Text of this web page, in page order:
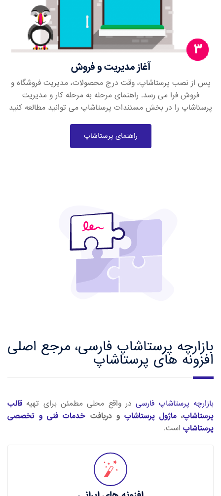
آغاز مدیریت و فروش
پس از نصب پرستاشاپ، وقت درج محصولات، مدیریت فروشگاه و
فروش فرا می رسد. راهنمای مرحله به مرحله کار و مدیریت
پرستاشاپ را در بخش مستندات پرستاشاپ می توانید مطالعه کنید
راهنمای پرستاشاپ
بازارچه پرستاشاپ فارسی، مرجع اصلی
افزونه های پرستاشاپ
بازارچه پرستاشاپ فارسیدر واقع محلی مطمئن برای تهیه قالب
پرستاشاپ،ماژول پرستاشاپ و دریافت خدمات فنی و تخصصی
پرستاشاپ است.